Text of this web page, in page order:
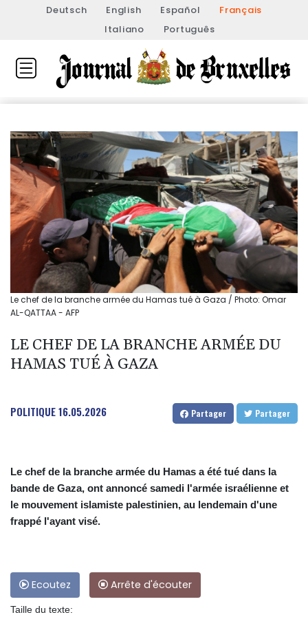
Deutsch English Español
Français
Italiano
Português
Le chef de la branche armée du Hamas tué à Gaza / Photo: Omar
AL-QATTAA - AFP
LE CHEF DE LA BRANCHE ARMÉE DU
HAMAS TUÉ À GAZA
POLITIQUE16.05.2026 Partager Partager
Le chef de la branche armée du Hamas a été tué dans la
bande de Gaza, ont annoncé samedi l'armée israélienne et
le mouvement islamiste palestinien, au lendemain d'une
frappé l'ayant visé.
Ecoutez Arrête d'écouter
Taille du texte: